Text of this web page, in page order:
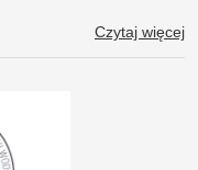
Czytaj więcej